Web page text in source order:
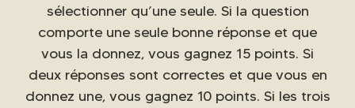
sélectionner qu’une seule. Si la question
comporte une seule bonne réponse et que
vous la donnez, vous gagnez 15 points. Si
deux réponses sont correctes et que vous en
donnez une, vous gagnez 10 points. Si les trois